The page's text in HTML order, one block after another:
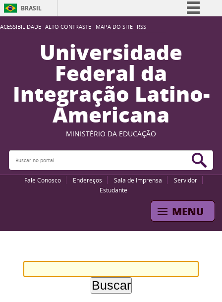
ACESSIBILIDADE ALTO CONTRASTE MAPA DO SITE RSS
BRASIL
Simplifique!
Participe
Acesso à informação
Legislação
Canais
Universidade
Federal da
Integração Latino-
Americana
MINISTÉRIO DA EDUCAÇÃO
Buscar no portal
Fale Conosco Endereços Sala de Imprensa
Servidor
Estudante